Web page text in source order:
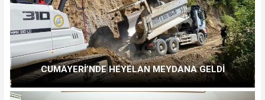
CUMAYERİ’NDE HEYELAN MEYDANA GELDİ